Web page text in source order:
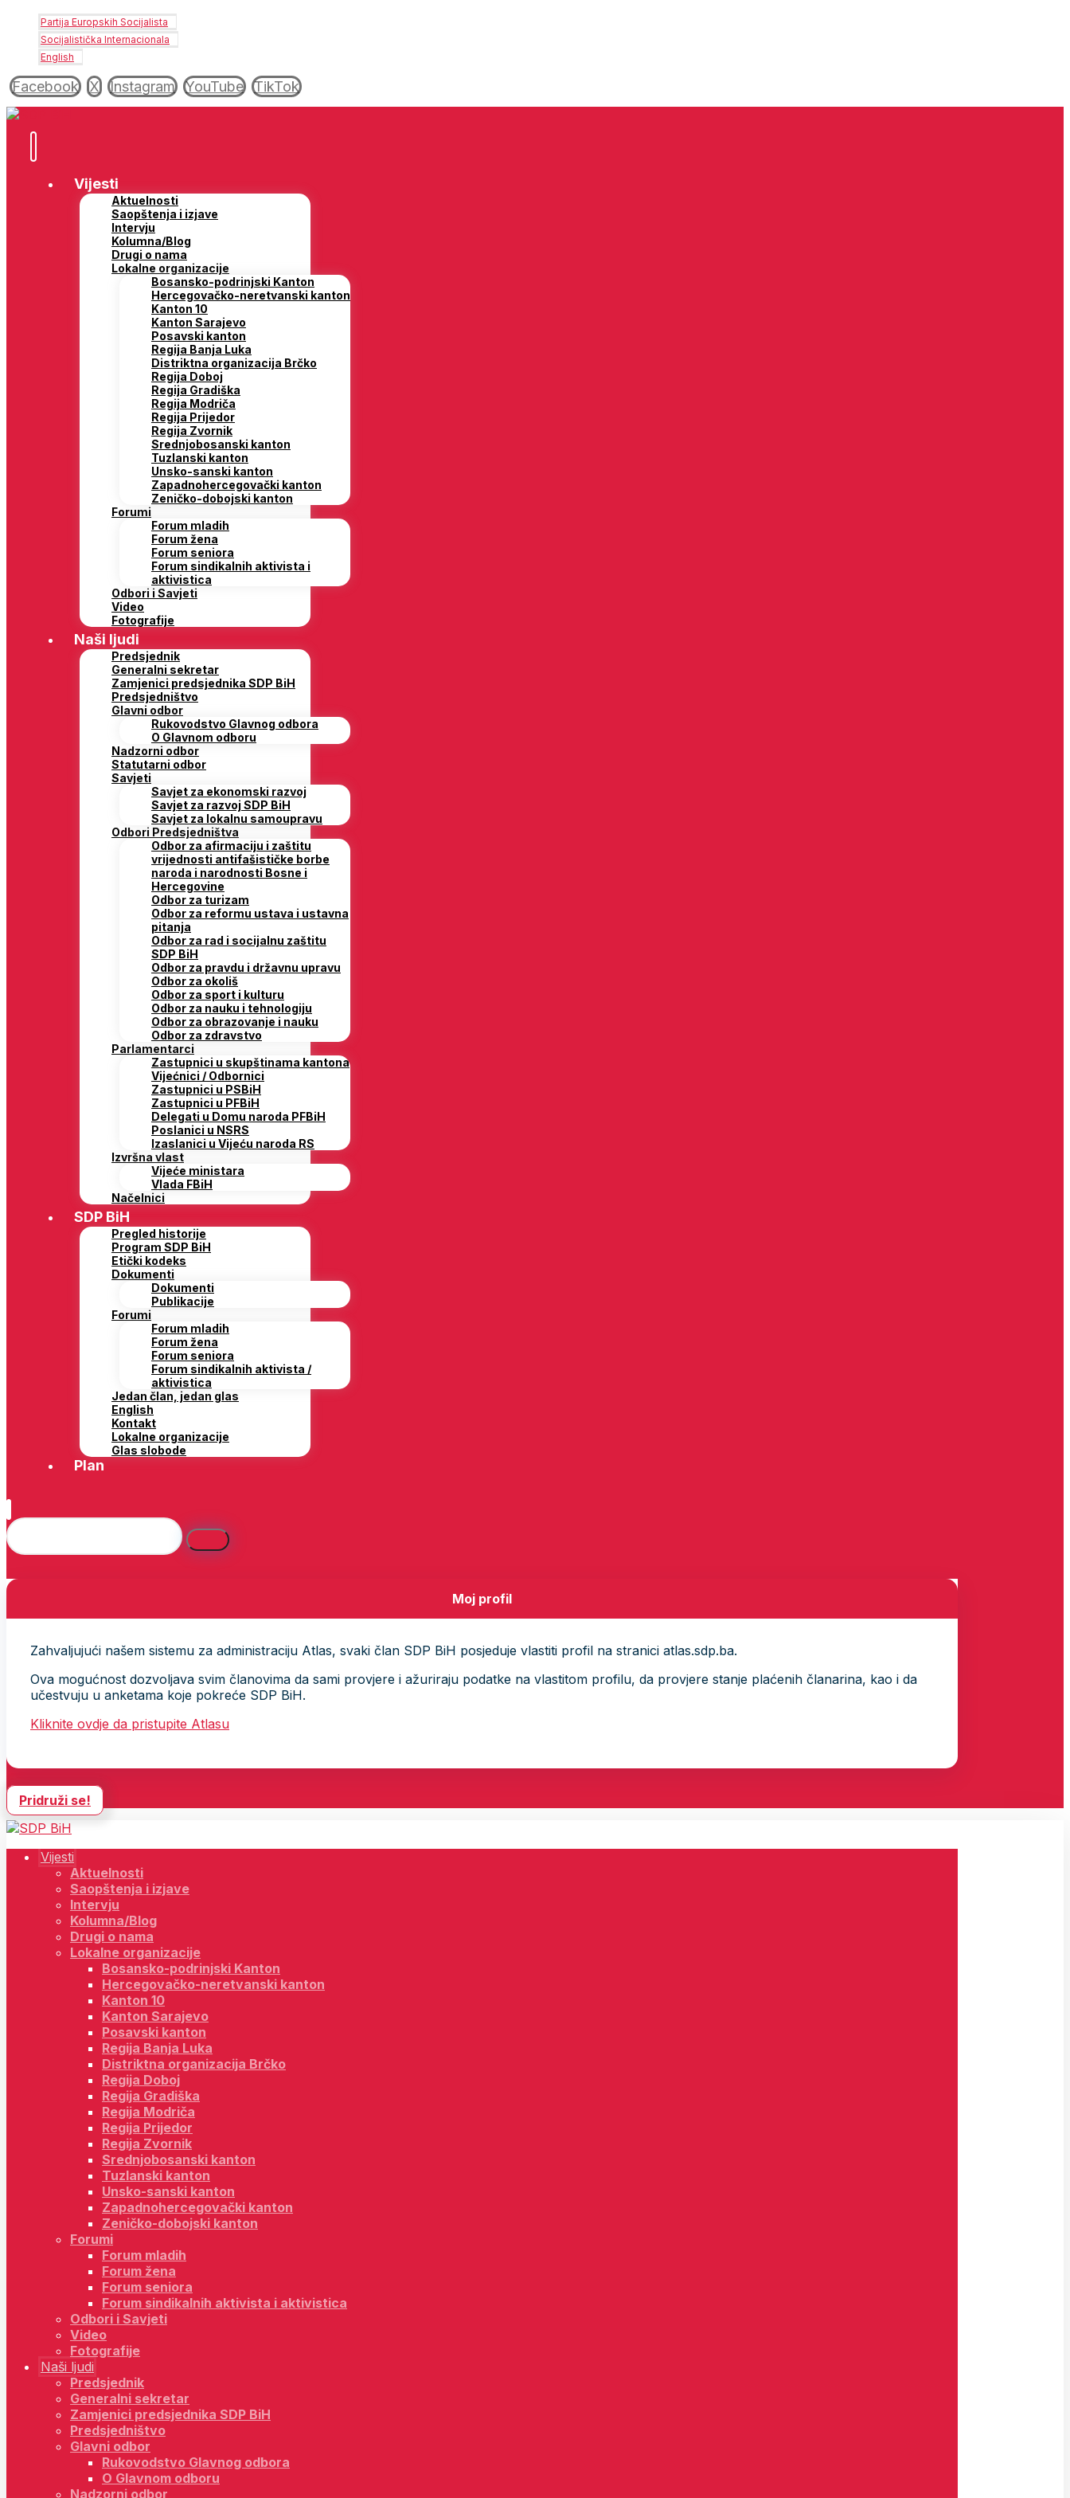
Partija Europskih Socijalista
Socijalistička Internacionala
English
Facebook X Instagram YouTube TikTok
Vijesti
Aktuelnosti
Saopštenja i izjave
Intervju
Kolumna/Blog
Drugi o nama
Lokalne organizacije
Bosansko-podrinjski Kanton
Hercegovačko-neretvanski kanton
Kanton 10
Kanton Sarajevo
Posavski kanton
Regija Banja Luka
Distriktna organizacija Brčko
Regija Doboj
Regija Gradiška
Regija Modriča
Regija Prijedor
Regija Zvornik
Srednjobosanski kanton
Tuzlanski kanton
Unsko-sanski kanton
Zapadnohercegovački kanton
Zeničko-dobojski kanton
Forumi
Forum mladih
Forum žena
Forum seniora
Forum sindikalnih aktivista i
aktivistica
Odbori i Savjeti
Video
Fotografije
Naši ljudi
Predsjednik
Generalni sekretar
Zamjenici predsjednika SDP BiH
Predsjedništvo
Glavni odbor
Rukovodstvo Glavnog odbora
O Glavnom odboru
Nadzorni odbor
Statutarni odbor
Savjeti
Savjet za ekonomski razvoj
Savjet za razvoj SDP BiH
Savjet za lokalnu samoupravu
Odbori Predsjedništva
Odbor za afirmaciju i zaštitu
vrijednosti antifašističke borbe
naroda i narodnosti Bosne i
Hercegovine
Odbor za turizam
Odbor za reformu ustava i ustavna
pitanja
Odbor za rad i socijalnu zaštitu
SDP BiH
Odbor za pravdu i državnu upravu
Odbor za okoliš
Odbor za sport i kulturu
Odbor za nauku i tehnologiju
Odbor za obrazovanje i nauku
Odbor za zdravstvo
Parlamentarci
Zastupnici u skupštinama kantona
Vijećnici / Odbornici
Zastupnici u PSBiH
Zastupnici u PFBiH
Delegati u Domu naroda PFBiH
Poslanici u NSRS
Izaslanici u Vijeću naroda RS
Izvršna vlast
Vijeće ministara
Vlada FBiH
Načelnici
SDP BiH
Pregled historije
Program SDP BiH
Etički kodeks
Dokumenti
Dokumenti
Publikacije
Forumi
Forum mladih
Forum žena
Forum seniora
Forum sindikalnih aktivista /
aktivistica
Jedan član, jedan glas
English
Kontakt
Lokalne organizacije
Glas slobode
Plan
Moj profil
Zahvaljujući našem sistemu za administraciju Atlas, svaki član SDP BiH posjeduje vlastiti profil na stranici atlas.sdp.ba.
Ova mogućnost dozvoljava svim članovima da sami provjere i ažuriraju podatke na vlastitom profilu, da provjere stanje plaćenih članarina, kao i da
učestvuju u anketama koje pokreće SDP BiH.
Kliknite ovdje da pristupite Atlasu
Pridruži se!
Vijesti
Aktuelnosti
Saopštenja i izjave
Intervju
Kolumna/Blog
Drugi o nama
Lokalne organizacije
Bosansko-podrinjski Kanton
Hercegovačko-neretvanski kanton
Kanton 10
Kanton Sarajevo
Posavski kanton
Regija Banja Luka
Distriktna organizacija Brčko
Regija Doboj
Regija Gradiška
Regija Modriča
Regija Prijedor
Regija Zvornik
Srednjobosanski kanton
Tuzlanski kanton
Unsko-sanski kanton
Zapadnohercegovački kanton
Zeničko-dobojski kanton
Forumi
Forum mladih
Forum žena
Forum seniora
Forum sindikalnih aktivista i aktivistica
Odbori i Savjeti
Video
Fotografije
Naši ljudi
Predsjednik
Generalni sekretar
Zamjenici predsjednika SDP BiH
Predsjedništvo
Glavni odbor
Rukovodstvo Glavnog odbora
O Glavnom odboru
Nadzorni odbor